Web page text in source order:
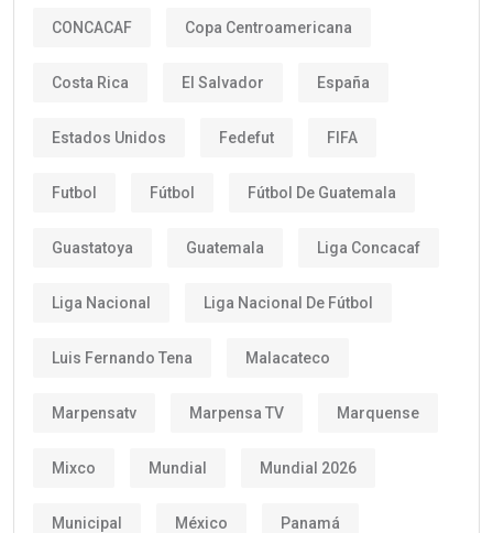
CONCACAF Copa Centroamericana
Costa Rica El Salvador España
Estados Unidos Fedefut FIFA
Futbol Fútbol Fútbol De Guatemala
Guastatoya Guatemala Liga Concacaf
Liga Nacional Liga Nacional De Fútbol
Luis Fernando Tena Malacateco
Marpensatv Marpensa TV Marquense
Mixco Mundial Mundial 2026
Municipal México Panamá